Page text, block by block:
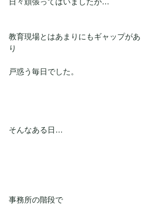
日々頑張ってはいましたが…
教育現場とはあまりにもギャップがあ
り
戸惑う毎日でした。
そんなある日…
事務所の階段で